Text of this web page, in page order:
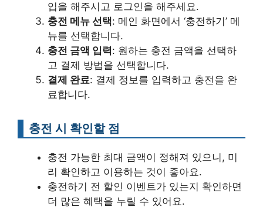
입을 해주시고 로그인을 해주세요.
충전 메뉴 선택: 메인 화면에서 ‘충전하기’ 메
뉴를 선택합니다.
충전 금액 입력: 원하는 충전 금액을 선택하
고 결제 방법을 선택합니다.
결제 완료: 결제 정보를 입력하고 충전을 완
료합니다.
충전 시 확인할 점
충전 가능한 최대 금액이 정해져 있으니, 미
리 확인하고 이용하는 것이 좋아요.
충전하기 전 할인 이벤트가 있는지 확인하면
더 많은 혜택을 누릴 수 있어요.